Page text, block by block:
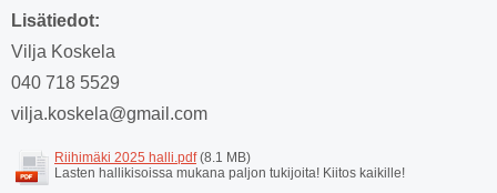
Lisätiedot:
Vilja Koskela
040 718 5529
vilja.koskela@gmail.com
Riihimäki 2025 halli.pdf (8.1 MB)
Lasten hallikisoissa mukana paljon tukijoita! Kiitos kaikille!